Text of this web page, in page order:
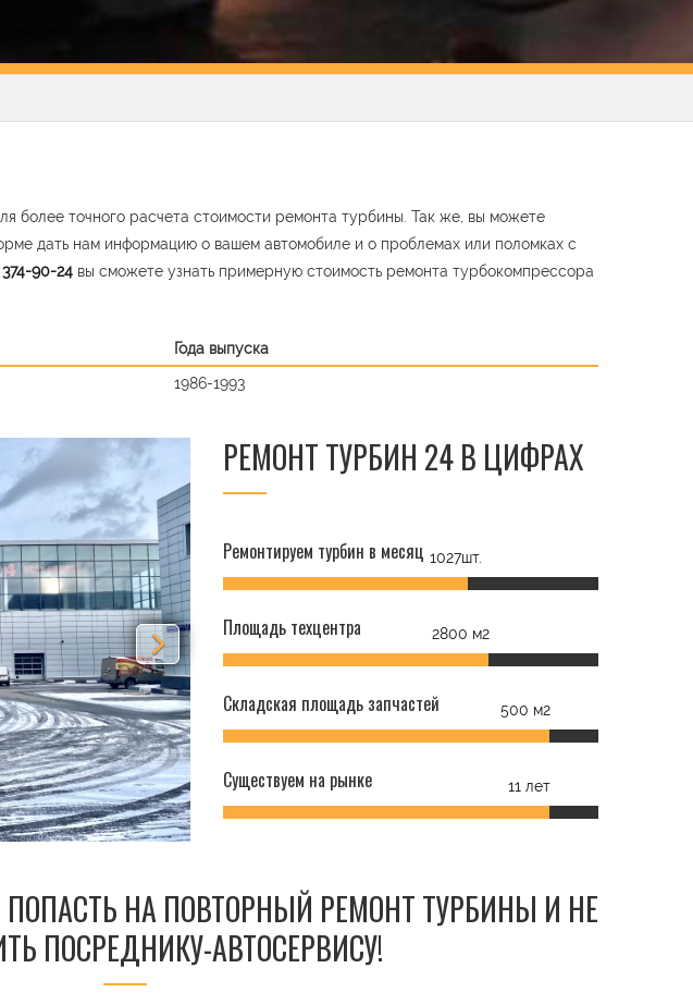
более точного расчета стоимости ремонта турбины. Так же, вы можете
дать нам информацию о вашем автомобиле и о проблемах или поломках с
374-90-24 вы сможете узнать примерную стоимость ремонта турбокомпрессора
Года выпуска
1986-1993
РЕМОНТ ТУРБИН 24 В ЦИФРАХ
Ремонтируем турбин в месяц 1027шт.
Площадь техцентра 2800 м2
Складская площадь запчастей 500 м2
Существуем на рынке 11 лет
ПОПАСТЬ НА ПОВТОРНЫЙ РЕМОНТ ТУРБИНЫ И НЕ
ПОСРЕДНИКУ-АВТОСЕРВИСУ!